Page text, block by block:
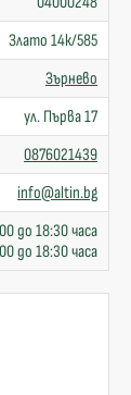
Злато 14к/585
Зърнево
ул. Първа 17
0876021439
info@altin.bg
до 18:30 часа
до 18:30 часа